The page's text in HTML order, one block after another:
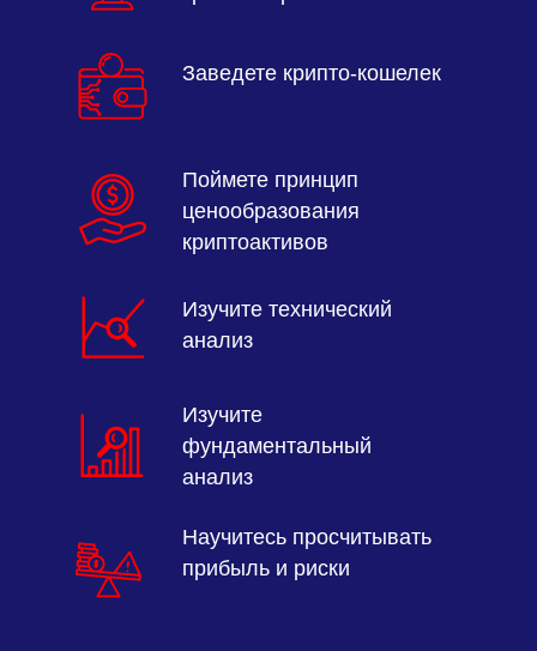
Изучите технический
анализ
Заведете крипто-кошелек
Изучите
фундаментальный
анализ
Поймете принцип
ценообразования
криптоактивов
Научитесь просчитывать
прибыль и риски